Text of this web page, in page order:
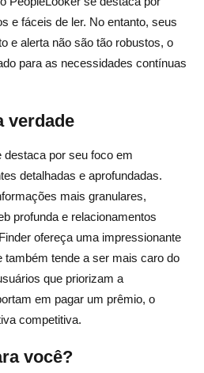
e fáceis de ler. No entanto, seus
e alerta não são tão robustos, o
para as necessidades contínuas
verdade
destaca por seu foco em
detalhadas e aprofundadas.
mais granulares,
profunda e relacionamentos
ofereça uma impressionante
também tende a ser mais caro do
que priorizam a
em pagar um prêmio, o
competitiva.
você?